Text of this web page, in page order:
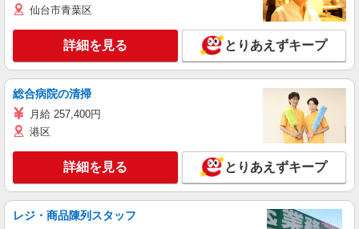
仙台市青葉区
詳細を見る とりあえずキープ
総合病院の清掃
月給 257,400円
港区
詳細を見る とりあえずキープ
レジ・商品陳列スタッフ